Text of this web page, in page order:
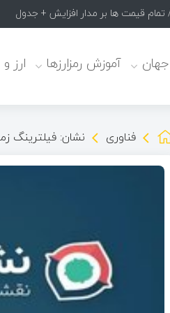
جهان آموزش رمزارزها ارز
فناوری نشان: فیلترینگ